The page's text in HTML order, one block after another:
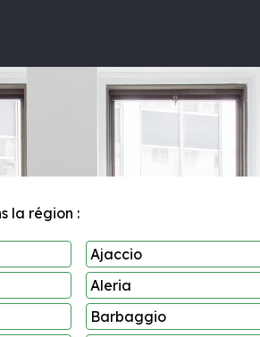
la région :
Ajaccio
Aleria
Barbaggio